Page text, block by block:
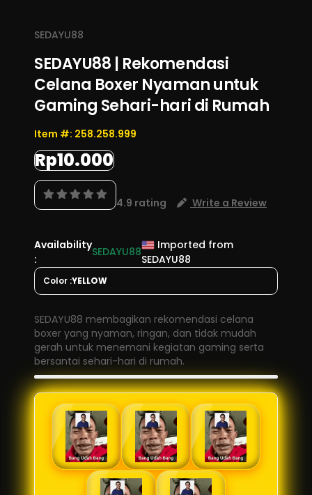
menekan. Sesuaikan juga modelnya dengan
selama menikmati game atau beristirahat di
rumah.
SEDAYU88
SEDAYU88 | Rekomendasi
Celana Boxer Nyaman untuk
Gaming Sehari-hari di Rumah
Item #: 258.258.999
Rp10.000
4.9 rating Write a Review
Availability
:
SEDAYU88
Imported from
SEDAYU88
Color :YELLOW
SEDAYU88 membagikan rekomendasi celana
boxer yang nyaman, ringan, dan tidak mudah
gerah untuk menemani kegiatan gaming serta
bersantai sehari-hari di rumah.